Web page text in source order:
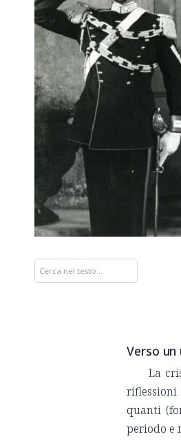
Verso
La
riflessioni
quanti
periodo e